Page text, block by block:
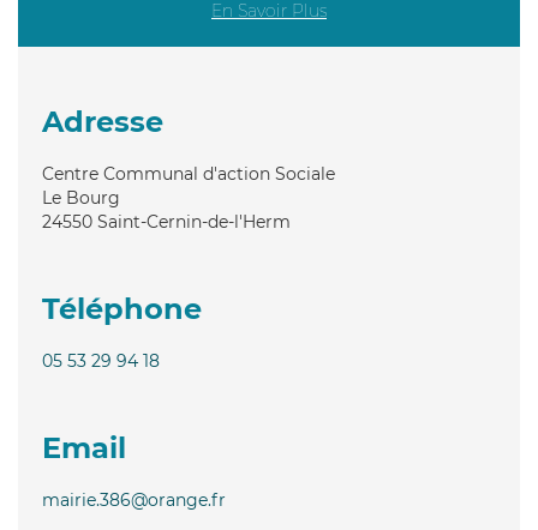
En Savoir Plus
Adresse
Centre Communal d'action Sociale
Le Bourg
24550 Saint-Cernin-de-l'Herm
Téléphone
05 53 29 94 18
Email
mairie.386@orange.fr